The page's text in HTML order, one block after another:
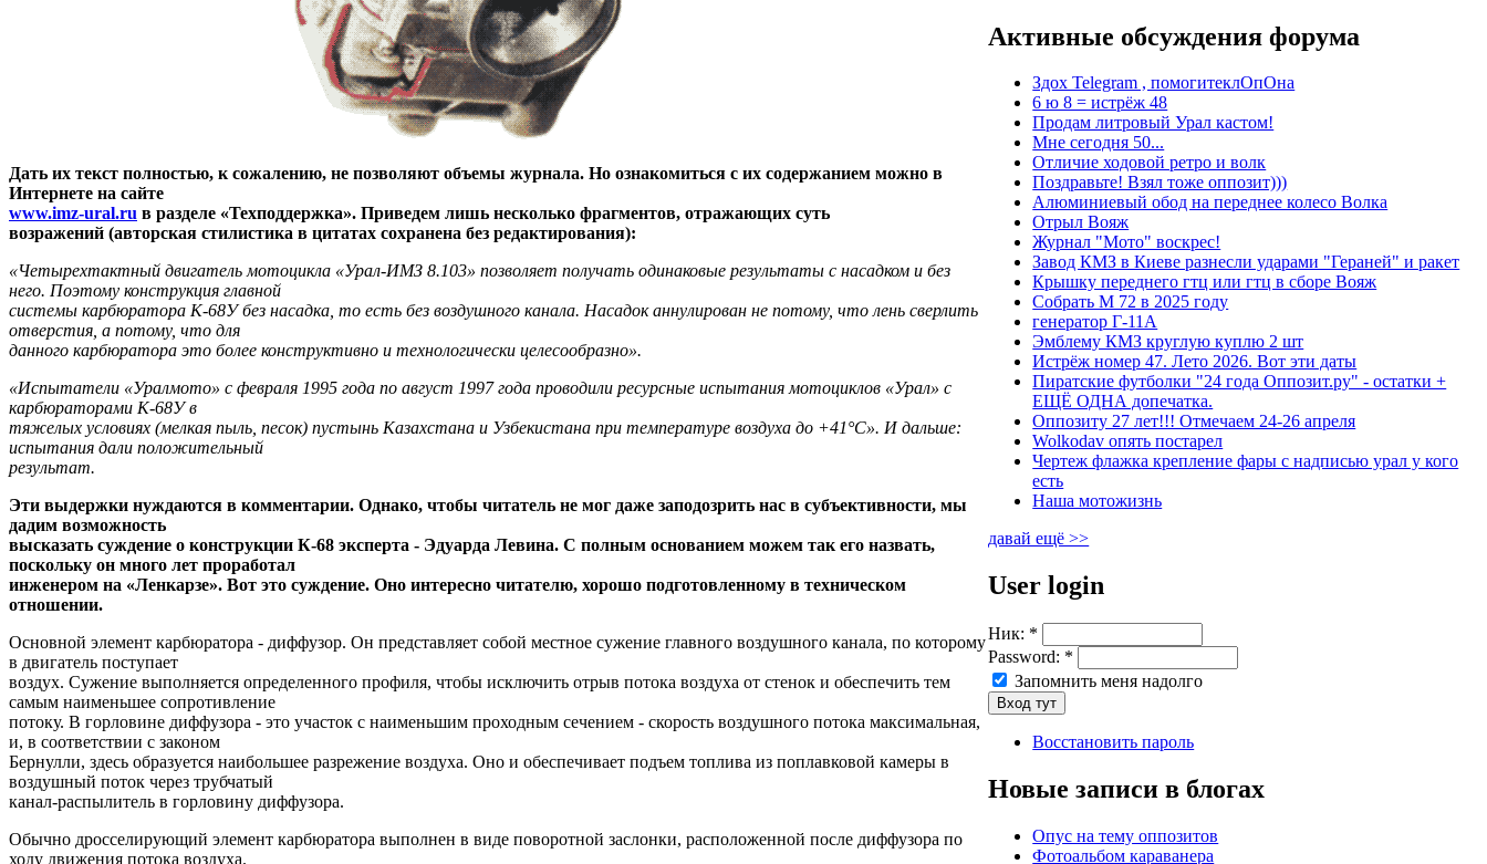
Дать их текст полностью, к сожалению, не позволяют объемы журнала. Но ознакомиться с их содержанием можно в
Интернете на сайте
www.imz-ural.ru в разделе «Техподдержка». Приведем лишь несколько фрагментов, отражающих суть
возражений (авторская стилистика в цитатах сохранена без редактирования):
«Четырехтактный двигатель мотоцикла «Урал-ИМЗ 8.103» позволяет получать одинаковые результаты с насадком и без
него. Поэтому конструкция главной
системы карбюратора К-68У без насадка, то есть без воздушного канала. Насадок аннулирован не потому, что лень сверлить
отверстия, а потому, что для
данного карбюратора это более конструктивно и технологически целесообразно».
«Испытатели «Уралмото» с февраля 1995 года по август 1997 года проводили ресурсные испытания мотоциклов «Урал» с
карбюраторами К-68У в
тяжелых условиях (мелкая пыль, песок) пустынь Казахстана и Узбекистана при температуре воздуха до +41°С». И дальше:
испытания дали положительный
результат.
Эти выдержки нуждаются в комментарии. Однако, чтобы читатель не мог даже заподозрить нас в субъективности, мы
дадим возможность
высказать суждение о конструкции К-68 эксперта - Эдуарда Левина. С полным основанием можем так его назвать,
поскольку он много лет проработал
инженером на «Ленкарзе». Вот это суждение. Оно интересно читателю, хорошо подготовленному в техническом
отношении.
Основной элемент карбюратора - диффузор. Он представляет собой местное сужение главного воздушного канала, по которому
в двигатель поступает
воздух. Сужение выполняется определенного профиля, чтобы исключить отрыв потока воздуха от стенок и обеспечить тем
самым наименьшее сопротивление
потоку. В горловине диффузора - это участок с наименьшим проходным сечением - скорость воздушного потока максимальная,
и, в соответствии с законом
Бернулли, здесь образуется наибольшее разрежение воздуха. Оно и обеспечивает подъем топлива из поплавковой камеры в
воздушный поток через трубчатый
канал-распылитель в горловину диффузора.
Обычно дросселирующий элемент карбюратора выполнен в виде поворотной заслонки, расположенной после диффузора по
ходу движения потока воздуха.
Активные обсуждения форума
Здох Telegram , помогитеклОпОна
6 ю 8 = истрёж 48
Продам литровый Урал кастом!
Мне сегодня 50...
Отличие ходовой ретро и волк
Поздравьте! Взял тоже оппозит)))
Алюминиевый обод на переднее колесо Волка
Отрыл Вояж
Журнал "Мото" воскрес!
Завод КМЗ в Киеве разнесли ударами "Гераней" и ракет
Крышку переднего гтц или гтц в сборе Вояж
Собрать М 72 в 2025 году
генератор Г-11А
Эмблему КМЗ круглую куплю 2 шт
Истрёж номер 47. Лето 2026. Вот эти даты
Пиратские футболки "24 года Оппозит.ру" - остатки +
ЕЩЁ ОДНА допечатка.
Оппозиту 27 лет!!! Отмечаем 24-26 апреля
Wolkodav опять постарел
Чертеж флажка крепление фары с надписью урал у кого
есть
Наша мотожизнь
давай ещё >>
User login
Ник: *
Password: *
Запомнить меня надолго
Восстановить пароль
Новые записи в блогах
Опус на тему оппозитов
Фотоальбом караванера